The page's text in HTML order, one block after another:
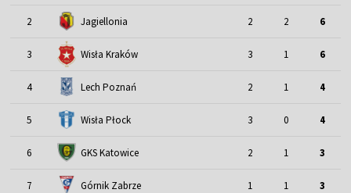
2 Jagiellonia 2 2 6
3 Wisła Kraków 3 1 6
4 Lech Poznań 2 1 4
5 Wisła Płock 3 0 4
6 GKS Katowice 2 1 3
7 Górnik Zabrze 1 1 3